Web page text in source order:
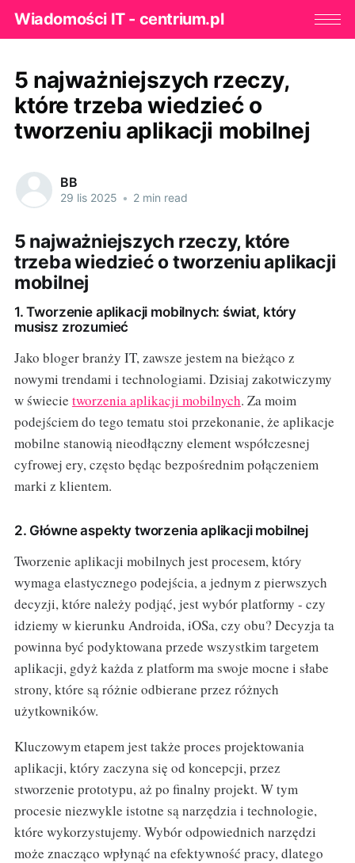
Wiadomości IT - centrium.pl
5 najważniejszych rzeczy,
które trzeba wiedzieć o
tworzeniu aplikacji mobilnej
BB
29 lis 2025 • 2 min read
5 najważniejszych rzeczy, które
trzeba wiedzieć o tworzeniu aplikacji
mobilnej
1. Tworzenie aplikacji mobilnych: świat, który
musisz zrozumieć
Jako bloger branży IT, zawsze jestem na bieżąco z
nowymi trendami i technologiami. Dzisiaj zakotwiczymy
w świecie tworzenia aplikacji mobilnych. Za moim
podejściem do tego tematu stoi przekonanie, że aplikacje
mobilne stanowią nieodłączny element współczesnej
cyfrowej ery, często będąc bezpośrednim połączeniem
marki z klientem.
2. Główne aspekty tworzenia aplikacji mobilnej
Tworzenie aplikacji mobilnych jest procesem, który
wymaga elastycznego podejścia, a jednym z pierwszych
decyzji, które należy podjąć, jest wybór platformy - czy
idziemy w kierunku Androida, iOSa, czy obu? Decyzja ta
powinna być podyktowana przede wszystkim targetem
aplikacji, gdyż każda z platform ma swoje mocne i słabe
strony, które są różnie odbierane przez różnych
użytkowników.
Kluczowym etapem jest także proces projektowania
aplikacji, który zaczyna się od koncepcji, przez
stworzenie prototypu, aż po finalny projekt. W tym
procesie niezwykle istotne są narzędzia i technologie,
które wykorzystujemy. Wybór odpowiednich narzędzi
może znacząco wpłynąć na efektywność pracy, dlatego